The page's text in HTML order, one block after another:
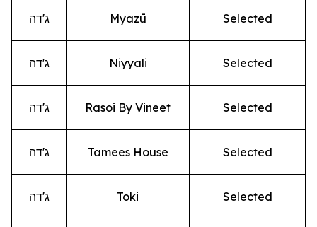
ג'דה Myazū Selected
ג'דה Niyyali Selected
ג'דה Rasoi By Vineet Selected
ג'דה Tamees House Selected
ג'דה Toki Selected